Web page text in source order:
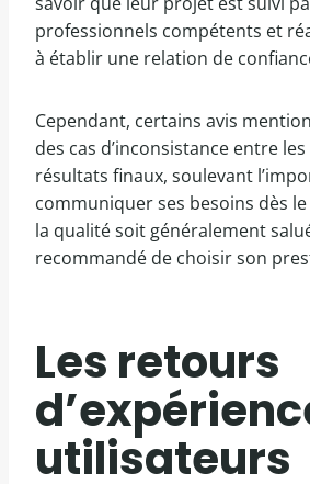
professionnels compétents et
à établir une relation de
Cependant, certains avis
des cas d’inconsistance entre
résultats finaux, soulevant
communiquer ses besoins dès
la qualité soit généralement
recommandé de choisir son
Les retours
utilisateurs